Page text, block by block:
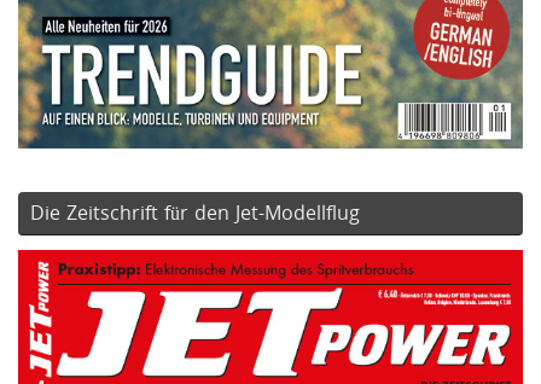
Die Zeitschrift für den Jet-Modellflug